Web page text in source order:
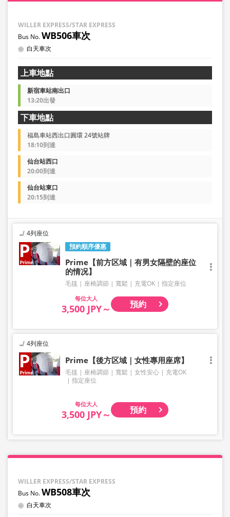
WILLER EXPRESS/STAR EXPRESS
WB506車次
白天車次
上車地點
新宿車站南出口
13:20出發
下車地點
福島車站西出口圓環 24號站牌
18:10到達
仙台站西口
20:00到達
仙台站東口
20:15到達
預約順序優惠
4列座位
Prime【前方区域｜有男女隔壁的座位
的情况】
毛毯 座椅調節 寬鬆 充電OK 指定座位
大人
3,500 JPY～ 預約
4列座位
Prime【後方区域｜女性專用座席】
毛毯 座椅調節 寬鬆 女性安心
充電OK
指定座位
大人
3,500 JPY～ 預約
WILLER EXPRESS/STAR EXPRESS
WB508車次
白天車次